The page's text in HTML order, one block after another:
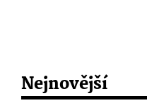
Nejnovější